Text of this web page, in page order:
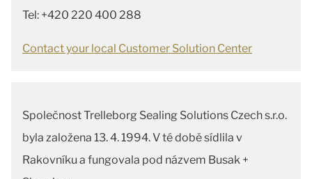
Tel: +420 220 400 288
Contact your local Customer Solution Center
Společnost Trelleborg Sealing Solutions Czech s.r.o.
byla založena 13. 4. 1994. V té době sídlila v
Rakovníku a fungovala pod názvem Busak +